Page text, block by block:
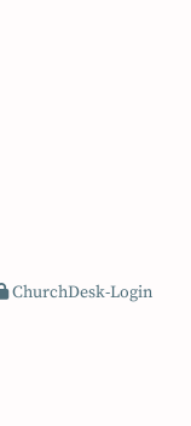
ChurchDesk-Login